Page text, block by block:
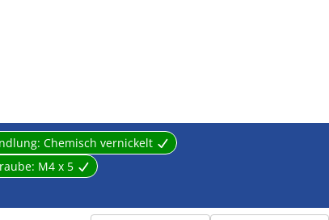
Chemisch vernickelt
M4 x 5